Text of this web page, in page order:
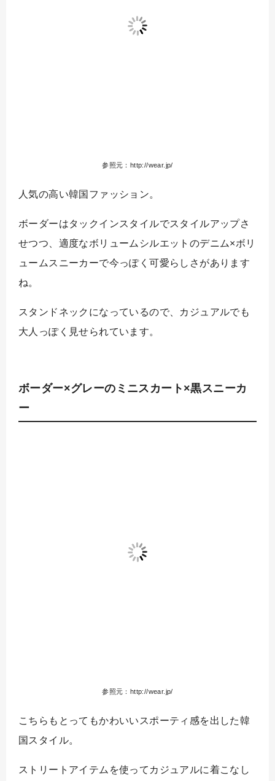
参照元：http://wear.jp/
人気の高い韓国ファッション。
ボーダーはタックインスタイルでスタイルアップさ
せつつ、適度なボリュームシルエットのデニム×ボリ
ュームスニーカーで今っぽく可愛らしさがあります
ね。
スタンドネックになっているので、カジュアルでも
大人っぽく見せられています。
ボーダー×グレーのミニスカート×黒スニーカ
ー
参照元：http://wear.jp/
こちらもとってもかわいいスポーティ感を出した韓
国スタイル。
ストリートアイテムを使ってカジュアルに着こなし